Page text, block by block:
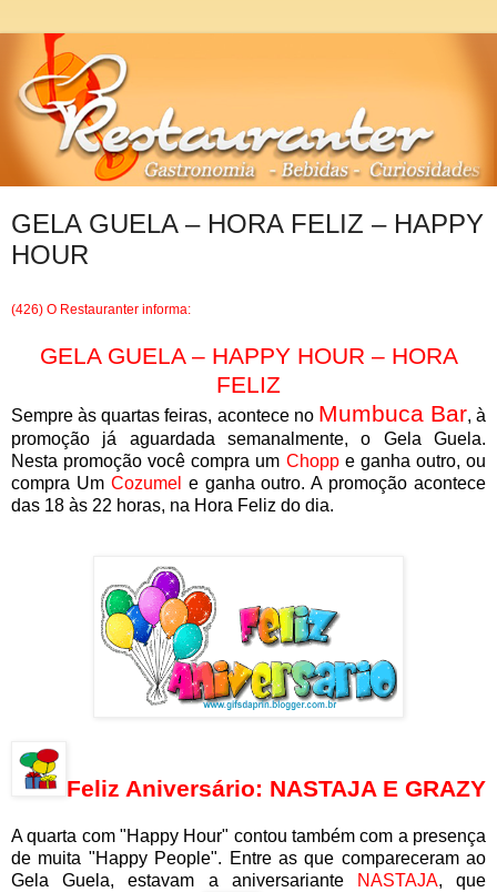
GELA GUELA – HORA FELIZ – HAPPY
HOUR
(426) O Restauranter informa:
GELA GUELA – HAPPY HOUR – HORA
FELIZ
Sempre às quartas feiras, acontece no Mumbuca Bar, à
promoção já aguardada semanalmente, o Gela Guela.
Nesta promoção você compra um Choppe ganha outro, ou
compra Um Cozumel e ganha outro. A promoção acontece
das 18 às 22 horas, na Hora Feliz do dia.
Feliz Aniversário: NASTAJA E GRAZY
A quarta com "Happy Hour" contou também com a presença
de muita "Happy People". Entre as que compareceram ao
Gela Guela, estavam a aniversarianteNASTAJA, que